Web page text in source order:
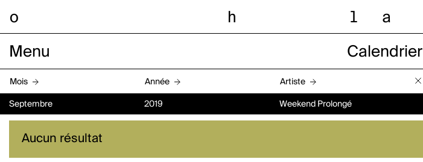
o h l a
Menu Calendrier
Mois Année Artiste
Septembre 2019 Weekend Prolongé
Aucun résultat